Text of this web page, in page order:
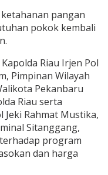
pangan
pokok kembali
Riau Irjen Pol
Pimpinan Wilayah
Pekanbaru
Riau serta
Jeki Rahmat Mustika,
Sitanggang,
program
dan harga